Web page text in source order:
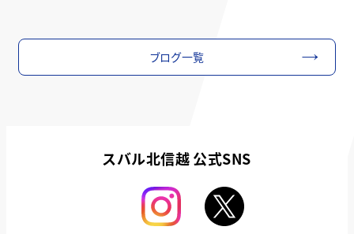
ブログ一覧
スバル北信越 公式SNS